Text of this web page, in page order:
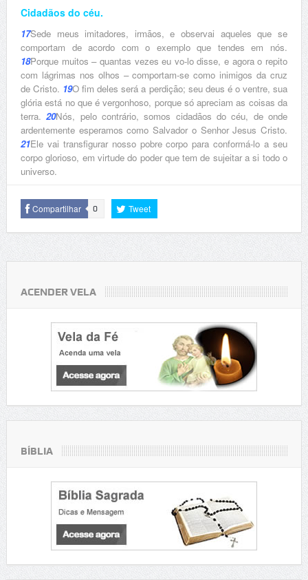
Cidadãos do céu.
17Sede meus imitadores, irmãos, e observai aqueles que se
comportam de acordo com o exemplo que tendes em nós.
18Porque muitos – quantas vezes eu vo-lo disse, e agora o repito
com lágrimas nos olhos – comportam-se como inimigos da cruz
de Cristo. 19O fim deles será a perdição; seu deus é o ventre, sua
glória está no que é vergonhoso, porque só apreciam as coisas da
terra.20Nós, pelo contrário, somos cidadãos do céu, de onde
ardentemente esperamos como Salvador o Senhor Jesus Cristo.
21Ele vai transfigurar nosso pobre corpo para conformá-lo a seu
corpo glorioso, em virtude do poder que tem de sujeitar a si todo o
universo.
Compartilhar 0 Tweet
ACENDER VELA
BÍBLIA